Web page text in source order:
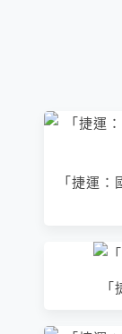
「捷運